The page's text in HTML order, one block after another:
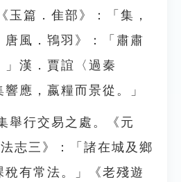
玉篇．隹部》：「集，
唐風．鴇羽》：「肅肅
漢．賈誼〈過秦
應，嬴糧而景從。」
舉行交易之處。《元
志三》：「諸在城及鄉
有常法。」《老殘遊